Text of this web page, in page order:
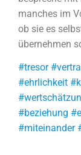
manches im
ob sie es
übernehmen
#tresor
#ehrlichkeit
#beziehung
#miteinander